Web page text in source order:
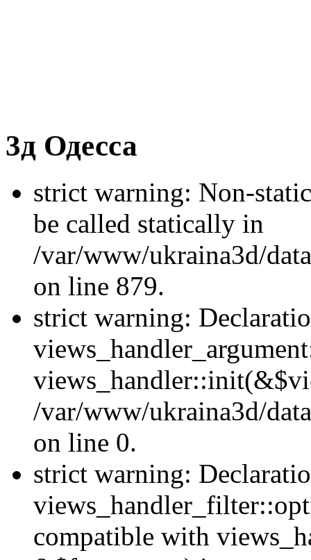
3д Одесса
strict warning: Non-
be called statically in
/var/www/ukraina3d/
on line 879.
strict warning:
/var/www/ukraina3d/
on line 0.
strict warning:
compatible with